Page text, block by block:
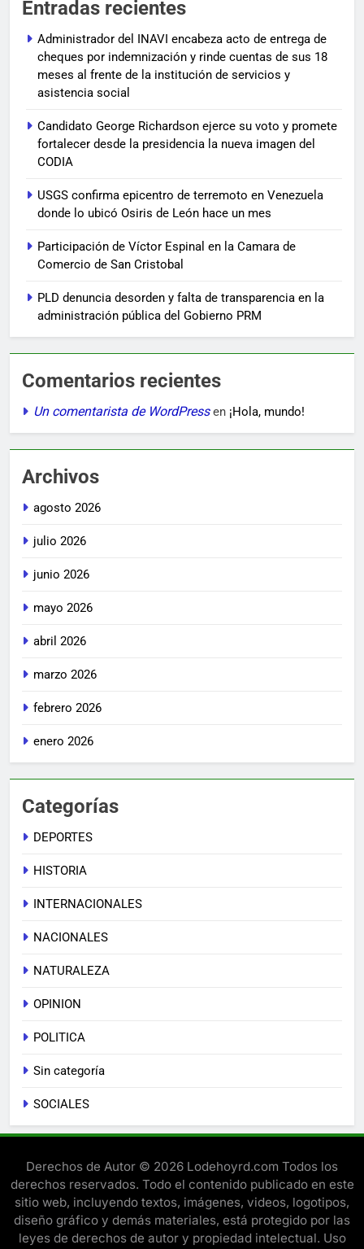
Entradas recientes
Administrador del INAVI encabeza acto de entrega de
cheques por indemnización y rinde cuentas de sus 18
meses al frente de la institución de servicios y
asistencia social
Candidato George Richardson ejerce su voto y promete
fortalecer desde la presidencia la nueva imagen del
CODIA
USGS confirma epicentro de terremoto en Venezuela
donde lo ubicó Osiris de León hace un mes
Participación de Víctor Espinal en la Camara de
Comercio de San Cristobal
PLD denuncia desorden y falta de transparencia en la
administración pública del Gobierno PRM
Comentarios recientes
Un comentarista de WordPressen ¡Hola, mundo!
Archivos
agosto 2026
julio 2026
junio 2026
mayo 2026
abril 2026
marzo 2026
febrero 2026
enero 2026
Categorías
DEPORTES
HISTORIA
INTERNACIONALES
NACIONALES
NATURALEZA
OPINION
POLITICA
Sin categoría
SOCIALES
Derechos de Autor © 2026 Lodehoyrd.com Todos los
derechos reservados. Todo el contenido publicado en este
sitio web, incluyendo textos, imágenes, videos, logotipos,
diseño gráfico y demás materiales, está protegido por las
leyes de derechos de autor y propiedad intelectual. Uso